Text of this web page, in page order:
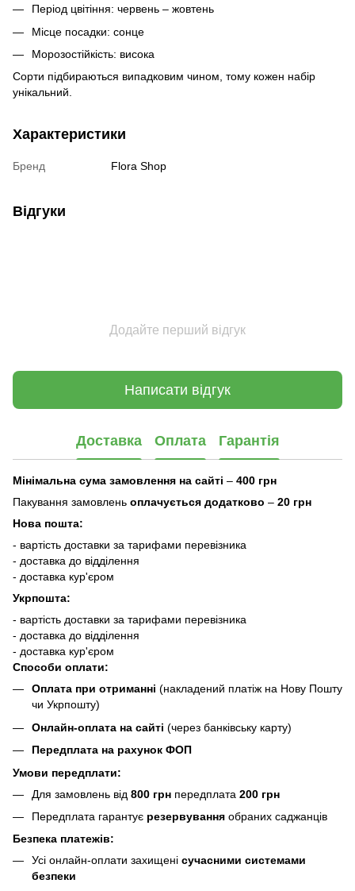
Період цвітіння: червень – жовтень
Місце посадки: сонце
Морозостійкість: висока
Сорти підбираються випадковим чином, тому кожен набір
унікальний.
Характеристики
Бренд Flora Shop
Відгуки
Додайте перший відгук
Написати відгук
Доставка Оплата Гарантія
Мінімальна сума замовлення на сайті – 400 грн
Пакування замовлень оплачується додатково – 20 грн
Нова пошта:
- вартість доставки за тарифами перевізника
- доставка до відділення
- доставка кур'єром
Укрпошта:
- вартість доставки за тарифами перевізника
- доставка до відділення
- доставка кур'єром
Способи оплати:
Оплата при отриманні (накладений платіж на Нову Пошту
чи Укрпошту)
Онлайн-оплата на сайті (через банківську карту)
Передплата на рахунок ФОП
Умови передплати:
Для замовлень від 800 грн передплата 200 грн
Передплата гарантує резервування обраних саджанців
Безпека платежів:
Усі онлайн-оплати захищені сучасними системами
безпеки